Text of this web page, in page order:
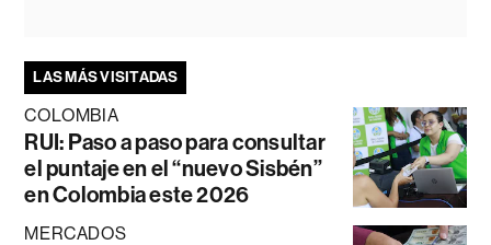
LAS MÁS VISITADAS
COLOMBIA
RUI: Paso a paso para consultar
el puntaje en el “nuevo Sisbén”
en Colombia este 2026
MERCADOS